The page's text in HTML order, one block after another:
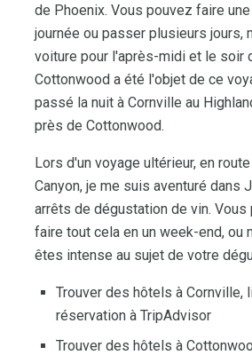
de Phoenix. Vous pouvez faire
journée ou passer plusieurs jours,
voiture pour l'après-midi et le soir
Cottonwood a été l'objet de ce
passé la nuit à Cornville au
près de Cottonwood.
Lors d'un voyage ultérieur, en
Canyon, je me suis aventuré dans
arrêts de dégustation de vin.
faire tout cela en un week-end, ou
êtes intense au sujet de votre
Trouver des hôtels à Cornville,
réservation à TripAdvisor
Trouver des hôtels à